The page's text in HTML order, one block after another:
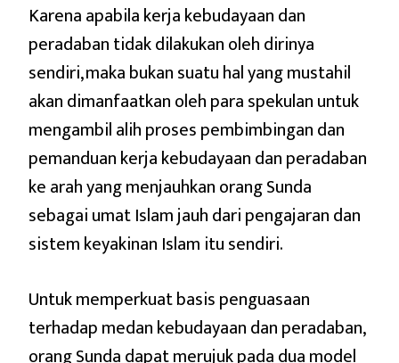
Karena apabila kerja kebudayaan dan
peradaban tidak dilakukan oleh dirinya
sendiri, maka bukan suatu hal yang mustahil
akan dimanfaatkan oleh para spekulan untuk
mengambil alih proses pembimbingan dan
pemanduan kerja kebudayaan dan peradaban
ke arah yang menjauhkan orang Sunda
sebagai umat Islam jauh dari pengajaran dan
sistem keyakinan Islam itu sendiri.
Untuk memperkuat basis penguasaan
terhadap medan kebudayaan dan peradaban,